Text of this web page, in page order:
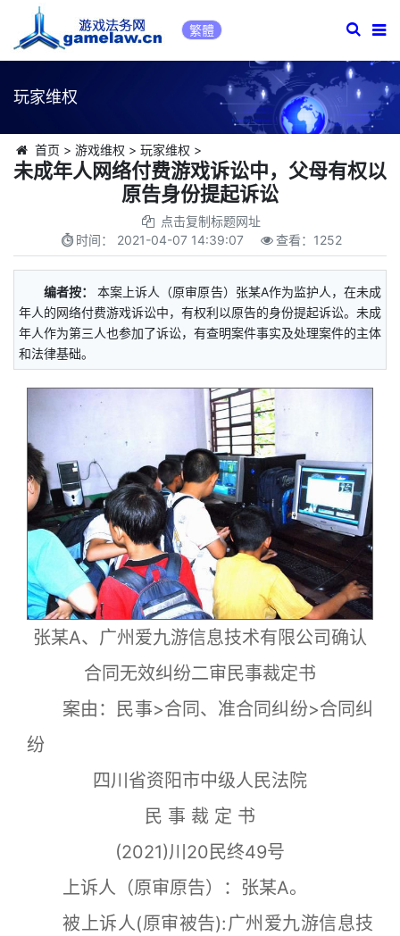
繁體
玩家维权
首页 > 游戏维权 > 玩家维权 >
未成年人网络付费游戏诉讼中，父母有权以
原告身份提起诉讼
点击复制标题网址
时间： 2021-04-07 14:39:07 查看： 1252
编者按：
本案上诉人（原审原告）张某A作为监护人，在未成
年人的网络付费游戏诉讼中，有权利以原告的身份提起诉讼。未成
年人作为第三人也参加了诉讼，有查明案件事实及处理案件的主体
和法律基础。
张某A、广州爱九游信息技术有限公司确认
合同无效纠纷二审民事裁定书
案由：民事>合同、准合同纠纷>合同纠
纷
四川省资阳市中级人民法院
民 事 裁 定 书
(2021)川20民终49号
上诉人（原审原告）：张某A。
被上诉人(原审被告):广州爱九游信息技